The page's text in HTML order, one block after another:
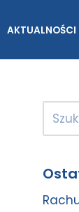
AKTUALNOŚCI